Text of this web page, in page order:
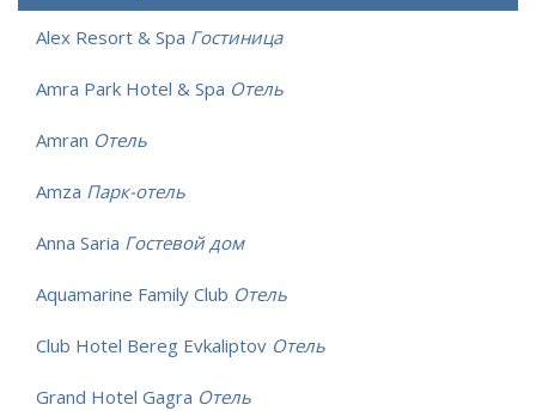
Alex Resort & Spa Гостиница
Amra Park Hotel & Spa Отель
Amran Отель
Amza Парк-отель
Anna Saria Гостевой дом
Aquamarine Family Club Отель
Club Hotel Bereg Evkaliptov Отель
Grand Hotel Gagra Отель